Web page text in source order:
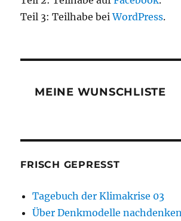
Teil 3: Teilhabe beiWordPress.
MEINE WUNSCHLISTE
FRISCH GEPRESST
Tagebuch der Klimakrise 03
Über Denkmodelle